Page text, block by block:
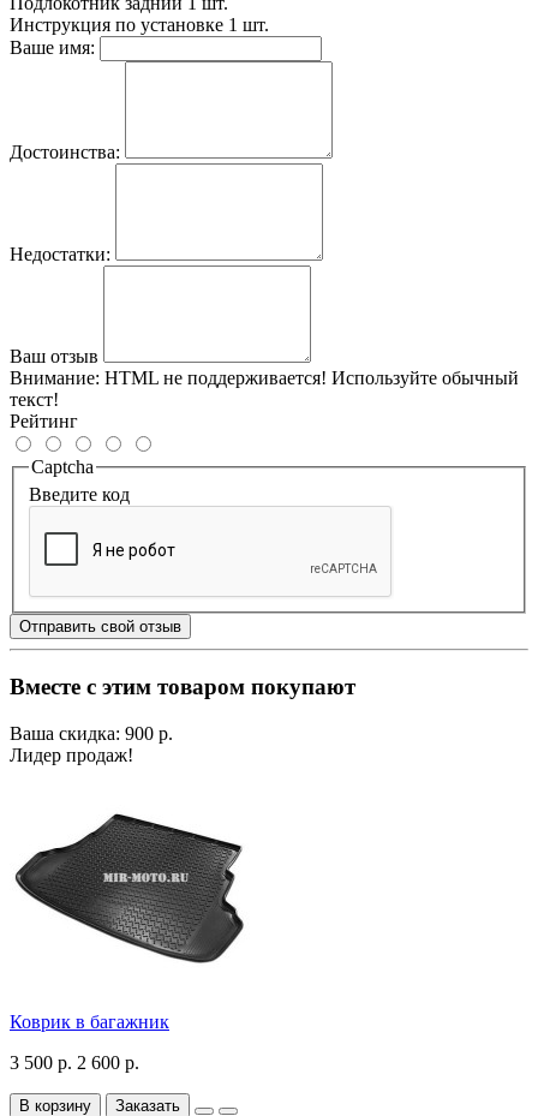
Инструкция по установке 1 шт.
Ваше имя:
Достоинства:
Недостатки:
Ваш отзыв
Внимание: HTML не поддерживается! Используйте обычный
текст!
Рейтинг
Captcha
Введите код
Отправить свой отзыв
Вместе с этим товаром покупают
Ваша скидка: 900 р.
Лидер продаж!
Коврик в багажник
3 500 р. 2 600 р.
В корзину Заказать